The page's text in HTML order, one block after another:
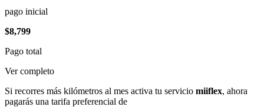
pago inicial
$8,799
Pago total
Ver completo
Si recorres más kilómetros al mes activa tu servicio miiflex, ahora
pagarás una tarifa preferencial de